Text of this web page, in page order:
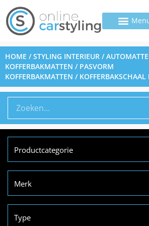
HOME /STYLING INTERIEUR /
KOFFERBAKMATTEN / PASVORM
KOFFERBAKMATTEN /
Productcategorie
Merk
Type